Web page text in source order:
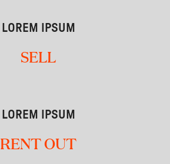
LOREM IPSUM
SELL
LOREM IPSUM
RENT OUT